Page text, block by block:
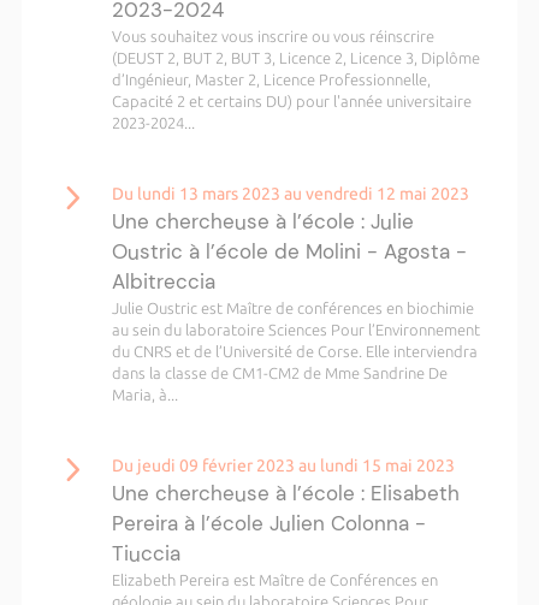
2023-2024
Vous souhaitez vous inscrire ou vous réinscrire
(DEUST 2, BUT 2, BUT 3, Licence 2, Licence 3, Diplôme
d’Ingénieur, Master 2, Licence Professionnelle,
Capacité 2 et certains DU) pour l'année universitaire
2023-2024...
Du lundi 13 mars 2023 au vendredi 12 mai 2023
Une chercheuse à l’école : Julie
Oustric à l’école de Molini - Agosta -
Albitreccia
Julie Oustric est Maître de conférences en biochimie
au sein du laboratoire Sciences Pour l’Environnement
du CNRS et de l’Université de Corse. Elle interviendra
dans la classe de CM1-CM2 de Mme Sandrine De
Maria, à...
Du jeudi 09 février 2023 au lundi 15 mai 2023
Une chercheuse à l’école : Elisabeth
Pereira à l’école Julien Colonna -
Tiuccia
Elizabeth Pereira est Maître de Conférences en
géologie au sein du laboratoire Sciences Pour